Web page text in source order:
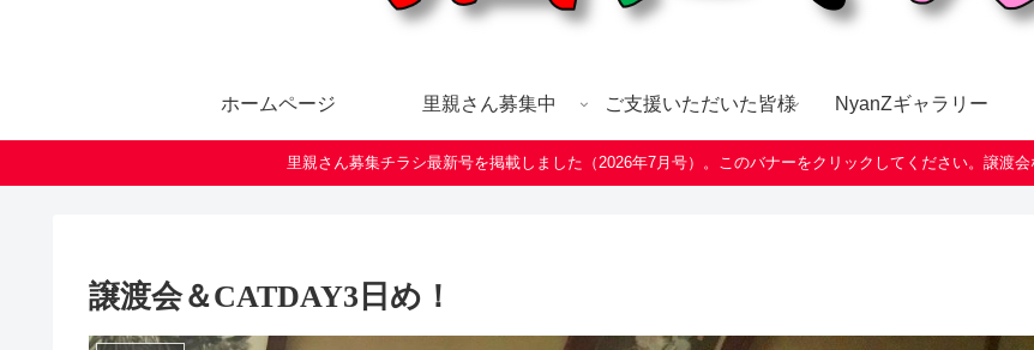
ホームページ 里親さん募集中 ご支援いただいた皆様 NyanZギャラリー
里親さん募集チラシ最新号を掲載しました（2026年7月号）。このバナーをクリックしてください。譲渡会
譲渡会＆CATDAY3日め！